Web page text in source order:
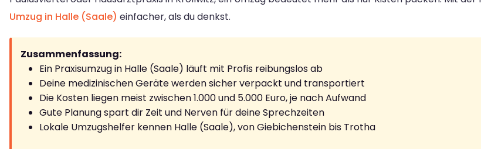
Umzug in Halle (Saale) einfacher, als du denkst.
Zusammenfassung:
Ein Praxisumzug in Halle (Saale) läuft mit Profis reibungslos ab
Deine medizinischen Geräte werden sicher verpackt und transportiert
Die Kosten liegen meist zwischen 1.000 und 5.000 Euro, je nach Aufwand
Gute Planung spart dir Zeit und Nerven für deine Sprechzeiten
Lokale Umzugshelfer kennen Halle (Saale), von Giebichenstein bis Trotha